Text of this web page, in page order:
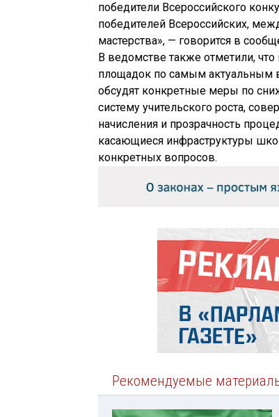
победители Всероссийского
победителей Всероссийских,
мастерства», — говорится в
В ведомстве также отметили,
площадок по самым актуальным
обсудят конкретные меры по
систему учительского роста,
начисления и прозрачность
касающиеся инфраструктуры
конкретных вопросов.
Рекомендуемые